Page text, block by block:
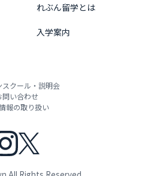
れぶん留学とは
入学案内
スクール・説明会
問い合わせ
報の取り扱い